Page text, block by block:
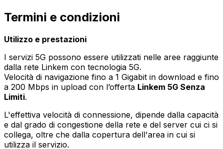
Termini e condizioni
Utilizzo e prestazioni
I servizi 5G possono essere utilizzati nelle aree raggiunte
dalla rete Linkem con tecnologia 5G.
Velocità di navigazione fino a 1 Gigabit in download e fino
a 200 Mbps in upload con l’offerta Linkem 5G Senza
Limiti.
L'effettiva velocità di connessione, dipende dalla capacità
e dal grado di congestione della rete e del server cui ci si
collega, oltre che dalla copertura dell'area in cui si
utilizza il servizio.